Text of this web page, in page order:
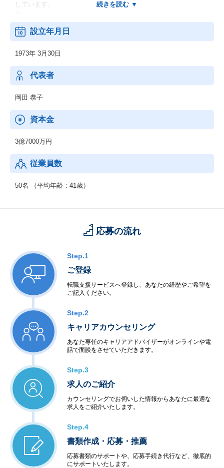
しています。
◆インフラ構築・運用・保守
◆アプリケーション開発・保守・運用
◆サービスデスク
■■■トピックス■■■
◆CLOUD EXPO ASIA 2020 SINGAPORE 出展
◆AWS Cloud Express Roadshow 2020 in Kyoto 開催（KYOSO
設立年月日
1973年 3月30日
代表者
岡田 恭子
資本金
3億7000万円
従業員数
50名 （平均年齢：41歳）
応募の流れ
Step.1
ご登録
転職支援サービスへ登録し、あなたの経歴やご希望を
ご記入ください。
Step.2
キャリアカウンセリング
あなた専任のキャリアアドバイザーがオンラインや電
話で面談をさせていただきます。
Step.3
求人のご紹介
カウンセリングでお伺いした情報からあなたに最適な
求人をご紹介いたします。
Step.4
書類作成・応募・推薦
応募書類のサポートや、応募手続き代行など、徹底的
にサポートいたします。